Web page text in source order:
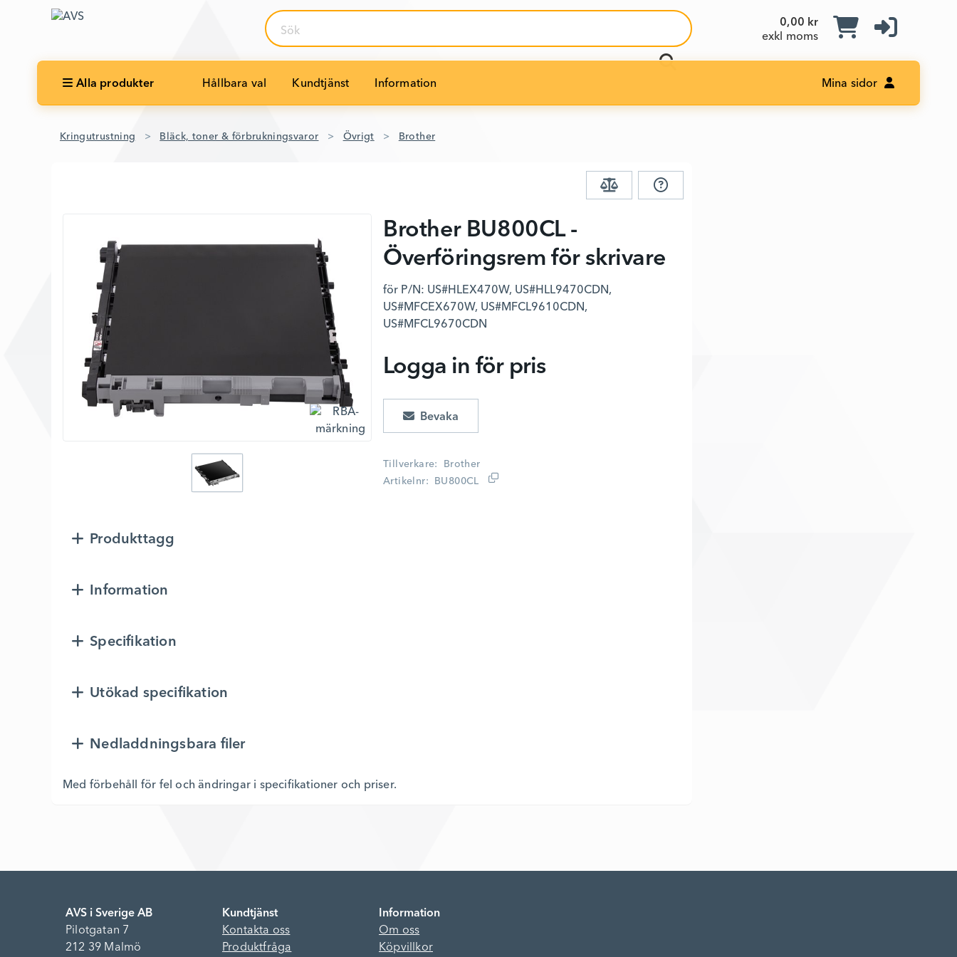
0,00 kr
exkl moms
Sök
Alla produkter Hållbara val Kundtjänst Information Mina sidor
Kringutrustning Bläck, toner & förbrukningsvaror Övrigt Brother
Brother BU800CL -
Överföringsrem för skrivare
för P/N: US#HLEX470W, US#HLL9470CDN,
US#MFCEX670W, US#MFCL9610CDN,
US#MFCL9670CDN
Tillverkare
Brother
Artikelnr
BU800CL
Logga in för pris
Produkttagg
Information
Specifikation
Utökad specifikation
Nedladdningsbara filer
Med förbehåll för fel och ändringar i specifikationer och priser.
AVS i Sverige AB
Pilotgatan 7
212 39 Malmö
Kundtjänst
Kontakta oss
Produktfråga
Information
Om oss
Köpvillkor